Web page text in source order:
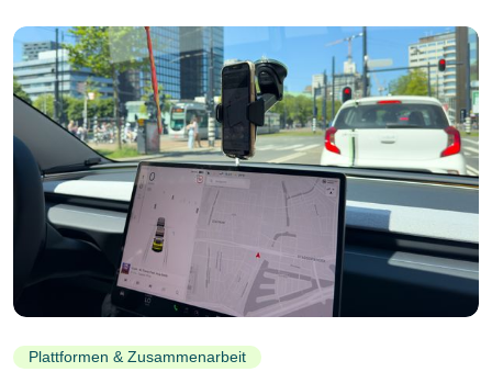
Plattformen & Zusammenarbeit